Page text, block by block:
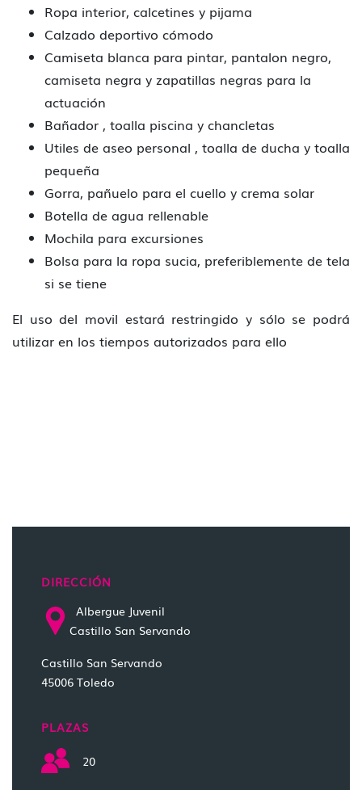
Ropa interior, calcetines y pijama
Calzado deportivo cómodo
Camiseta blanca para pintar, pantalon negro,
camiseta negra y zapatillas negras para la
actuación
Bañador , toalla piscina y chancletas
Utiles de aseo personal , toalla de ducha y toalla
pequeña
Gorra, pañuelo para el cuello y crema solar
Botella de agua rellenable
Mochila para excursiones
Bolsa para la ropa sucia, preferiblemente de tela
si se tiene
El uso del movil estará restringido y sólo se podrá
utilizar en los tiempos autorizados para ello
DIRECCIÓN
Albergue Juvenil
Castillo San Servando
Castillo San Servando
45006 Toledo
PLAZAS
20